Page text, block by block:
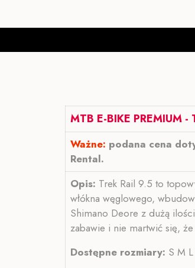
MTB E-BIKE PREMIUM -
Ważne: podana cena
Rental.
Opis: Trek Rail 9.5 to
włókna węglowego,
Shimano Deore z dużą
zabawie i nie martwić się, że
Dostępne rozmiary: S M